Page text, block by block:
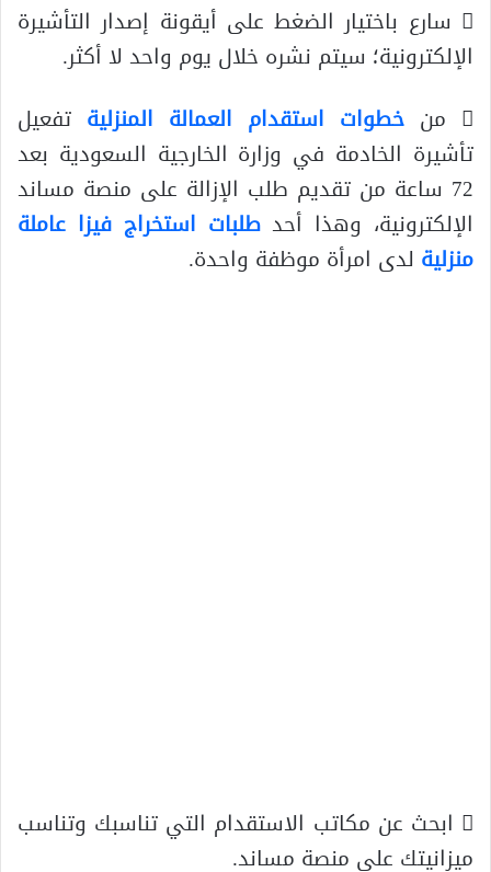
 سارع باختيار الضغط على أيقونة إصدار التأشيرة
الإلكترونية؛ سيتم نشره خلال يوم واحد لا أكثر.
 من
خطوات استقدام العمالة المنزلية تفعيل
تأشيرة الخادمة في وزارة الخارجية السعودية بعد
72 ساعة من تقديم طلب الإزالة على منصة مساند
الإلكترونية، وهذا أحدطلبات استخراج فيزا عاملة
منزلية لدى امرأة موظفة واحدة.
 ابحث عن مكاتب الاستقدام التي تناسبك وتناسب
ميزانيتك على منصة مساند.